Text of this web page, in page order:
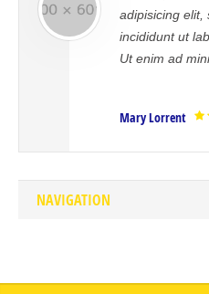
elit, sed do eiusmod tempor
ut labore et dolore magna aliqua.
ad minim veniam, quis nostrud.
NAVIGATION